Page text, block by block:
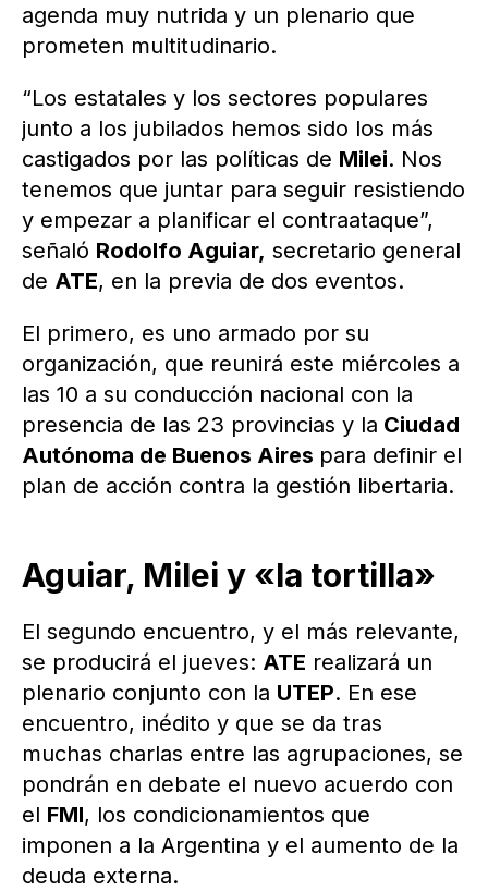
agenda muy nutrida y un plenario que
prometen multitudinario.
“Los estatales y los sectores populares
junto a los jubilados hemos sido los más
castigados por las políticas de Milei. Nos
tenemos que juntar para seguir resistiendo
y empezar a planificar el contraataque”,
señaló Rodolfo Aguiar, secretario general
de ATE, en la previa de dos eventos.
El primero, es uno armado por su
organización, que reunirá este miércoles a
las 10 a su conducción nacional con la
presencia de las 23 provincias y la Ciudad
Autónoma de Buenos Aires para definir el
plan de acción contra la gestión libertaria.
Aguiar, Milei y «la tortilla»
El segundo encuentro, y el más relevante,
se producirá el jueves: ATE realizará un
plenario conjunto con la UTEP. En ese
encuentro, inédito y que se da tras
muchas charlas entre las agrupaciones, se
pondrán en debate el nuevo acuerdo con
el FMI, los condicionamientos que
imponen a la Argentina y el aumento de la
deuda externa.